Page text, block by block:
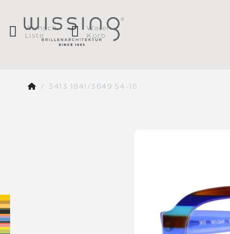
Wunsch
Liste
Waren
Korb
3413 1841/3649 54-16